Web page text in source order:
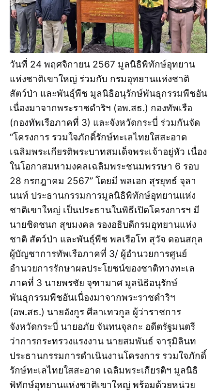
วันที่ 24 พฤศจิกายน 2567 มูลนิธิพิทักษ์อุทยาน
แห่งชาติเขาใหญ่ ร่วมกับ กรมอุทยานแห่งชาติ
สัตว์ป่า และพันธุ์พืช มูลนิธิอนุรักษ์พันธุกรรมพืชอัน
เนื่องมาจากพระราชดำริฯ (อพ.สธ.) กองทัพเรือ
(กองทัพเรือภาคที่ 3) และจังหวัดกระบี่ ร่วมกันจัด
“โครงการ รวมใจภักดิ์รักษ์ทะเลไทยใสสะอาด
เฉลิมพระเกียรติพระบาทสมเด็จพระเจ้าอยู่หัว เนื่อง
ในโอกาสมหามงคลเฉลิมพระชนมพรรษา 6 รอบ
28 กรกฎาคม 2567” โดยมี พลเอก สุรยุทธ์ จุลา
นนท์ ประธานกรรมการมูลนิธิพิทักษ์อุทยานแห่ง
ชาติเขาใหญ่ เป็นประธานในพิธีเปิดโครงการฯ มี
นายชิดชนก สุขมงคล รองอธิบดีกรมอุทยานแห่ง
ชาติ สัตว์ป่า และพันธุ์พืช พลเรือโท สุวัจ ดอนสกุล
ผู้บัญชาการทัพเรือภาคที่ 3/ ผู้อำนวยการศูนย์
อำนวยการรักษาผลประโยชน์ของชาติทางทะเล
ภาคที่ 3 นายพรชัย จุฑามาศ มูลนิธิอนุรักษ์
พันธุกรรมพืชอันเนื่องมาจากพระราชดำริฯ
(อพ.สธ.) นายอังกูร ศีลาเทวกูล ผู้ว่าราชการ
จังหวัดกระบี่ นายอภัย จันทนจุลกะ อดีตรัฐมนตรี
ว่าการกระทรวงแรงงาน นายสมพันธ์ จารุมิลินท
ประธานกรรมการดำเนินงานโครงการ รวมใจภักดิ์
รักษ์ทะเลไทยใสสะอาด เฉลิมพระเกียรติฯ มูลนิธิ
พิทักษ์อุทยานแห่งชาติเขาใหญ่ พร้อมด้วยหน่วย